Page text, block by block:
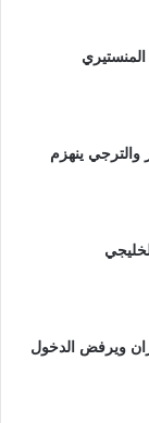
المنستيري
والترجي ينهزم
ويرفض الدخول